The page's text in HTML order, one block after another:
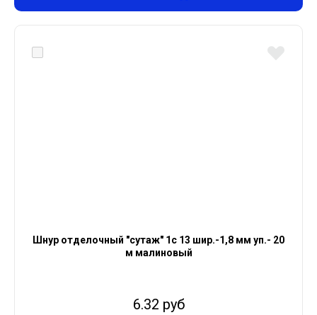
Шнур отделочный "сутаж" 1с 13 шир.-1,8 мм уп.- 20
м малиновый
6.32 руб